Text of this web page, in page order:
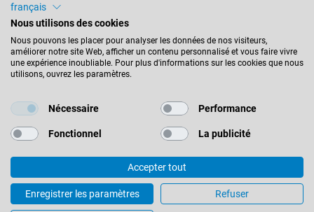
Canada - français
© 2026 Leitz GmbH & Co. KG
Mentions Légales
Contact
Protection des données
Conditions générales
français
Nous utilisons des cookies
Nous pouvons les placer pour analyser les données de nos visiteurs,
améliorer notre site Web, afficher un contenu personnalisé et vous faire vivre
une expérience inoubliable. Pour plus d'informations sur les cookies que nous
utilisons, ouvrez les paramètres.
Nécessaire Performance
Fonctionnel La publicité
Accepter tout
Enregistrer les paramètres Refuser